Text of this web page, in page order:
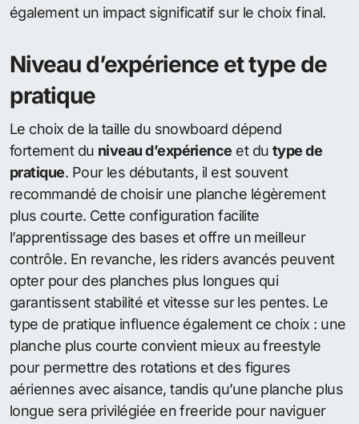
également un impact significatif sur le choix final.
Niveau d’expérience et type de
pratique
Le choix de la taille du snowboard dépend
fortement du niveau d’expérience et du type de
pratique. Pour les débutants, il est souvent
recommandé de choisir une planche légèrement
plus courte. Cette configuration facilite
l’apprentissage des bases et offre un meilleur
contrôle. En revanche, les riders avancés peuvent
opter pour des planches plus longues qui
garantissent stabilité et vitesse sur les pentes. Le
type de pratique influence également ce choix : une
planche plus courte convient mieux au freestyle
pour permettre des rotations et des figures
aériennes avec aisance, tandis qu’une planche plus
longue sera privilégiée en freeride pour naviguer